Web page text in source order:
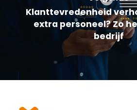
Klanttevredenheid
extra personeel? Zo
bedrijf